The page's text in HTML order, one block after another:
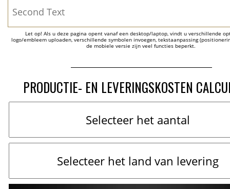
Let op! Als u deze pagina opent vanaf een desktop/laptop, vindt u verschillende
logo/embleem uploaden, verschillende symbolen invoegen, tekstaanpassing
de mobiele versie zijn veel functies beperkt.
PRODUCTIE- EN LEVERINGSKOSTEN